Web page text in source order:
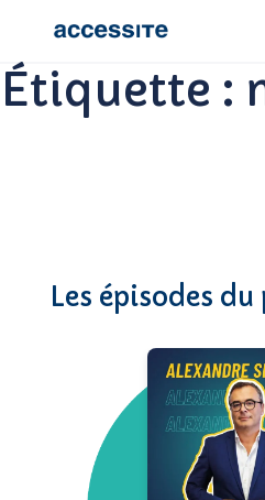
Étiquette :
Les épisodes